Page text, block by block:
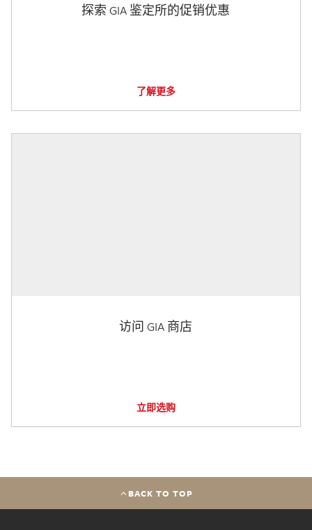
探索 GIA 鉴定所的促销优惠
了解更多
访问 GIA 商店
立即选购
BACK TO TOP